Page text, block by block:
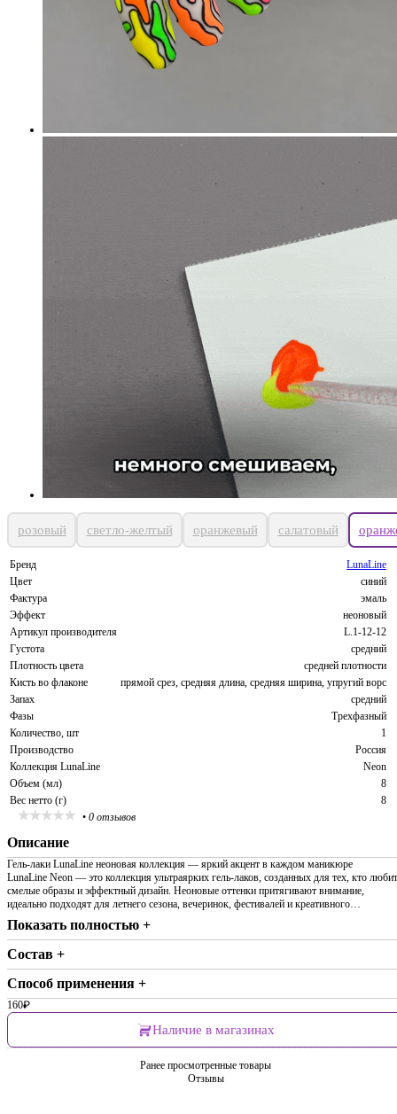
розовый светло-желтый оранжевый салатовый
Бренд
LunaLine
Цвет
синий
Фактура
эмаль
Эффект
неоновый
Артикул производителя
L.1-12-12
Густота
средний
Плотность цвета
средней плотности
Кисть во флаконе
прямой срез, средняя длина, средняя ширина, упругий ворс
Запах
средний
Фазы
Трехфазный
Количество, шт
1
Производство
Россия
Коллекция LunaLine
Neon
Объем (мл)
8
Вес нетто (г)
8
• 0 отзывов
Описание
Гель-лаки LunaLine неоновая коллекция — яркий акцент в каждом маникюре
LunaLine Neon — это коллекция ультраярких гель-лаков, созданных для тех, кто любит
смелые образы и эффектный дизайн. Неоновые оттенки притягивают внимание,
идеально подходят для летнего сезона, вечеринок, фестивалей и креативного…
Показать полностью +
Состав +
Способ применения +
160₽
Наличие в магазинах
Ранее просмотренные товары
Отзывы